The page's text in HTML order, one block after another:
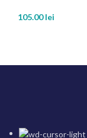
105.00lei